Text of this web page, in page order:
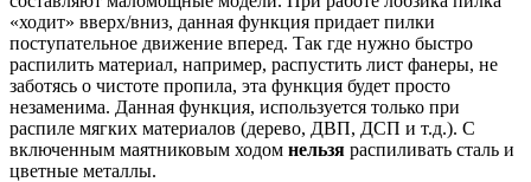
«ходит» вверх/вниз, данная функция придает пилки
поступательное движение вперед. Так где нужно быстро
распилить материал, например, распустить лист фанеры, не
заботясь о чистоте пропила, эта функция будет просто
незаменима. Данная функция, используется только при
распиле мягких материалов (дерево, ДВП, ДСП и т.д.). С
включенным маятниковым ходом нельзя распиливать сталь и
цветные металлы.